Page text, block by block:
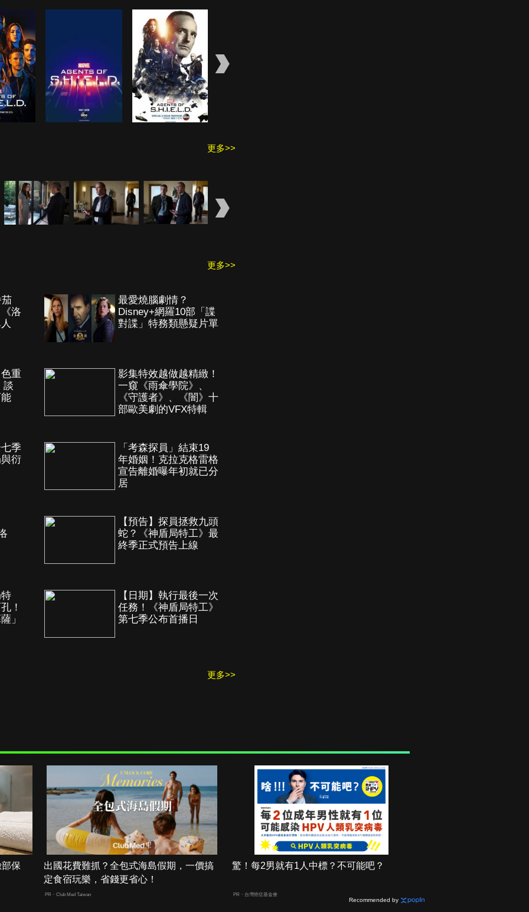
更多>>
更多>>
洛
最愛燒腦劇情？
Disney+網羅10部「諜
對諜」特務類懸疑片單
重
談
影集特效越做越精緻！
一窺《雨傘學院》、
《守護者》、《闇》十
部歐美劇的VFX特輯
季
衍
「考森探員」結束19
年婚姻！克拉克格雷格
宣告離婚曝年初就已分
居
【預告】探員拯救九頭
蛇？《神盾局特工》最
終季正式預告上線
！
」
【日期】執行最後一次
任務！《神盾局特工》
第七季公布首播日
更多>>
保
出國花費難抓？全包式海島假期，一價搞
定食宿玩樂，省錢更省心！
PR・Club Med Taiwan
驚！每2男就有1人中標？不可能吧？
PR・台灣癌症基金會
Recommended by